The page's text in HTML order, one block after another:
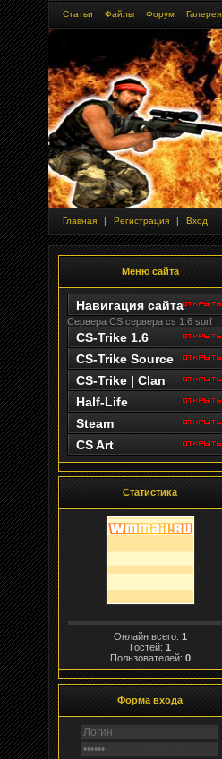
Статьи Файлы Форум Галерея
Главная | Регистрация | Вход
Меню сайта
Навигация сайта
Сервера CS сервера cs 1.6 surf
CS-Trike 1.6
CS-Trike Source
CS-Trike | Clan
Half-Life
Steam
CS Art
Статистика
Онлайн всего: 1
Гостей: 1
Пользователей: 0
Форма входа